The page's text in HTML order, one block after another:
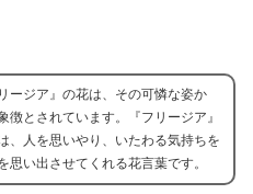
ージア』の花は、その可憐な姿か
徴とされています。『フリージア』
、人を思いやり、いたわる気持ちを
思い出させてくれる花言葉です。